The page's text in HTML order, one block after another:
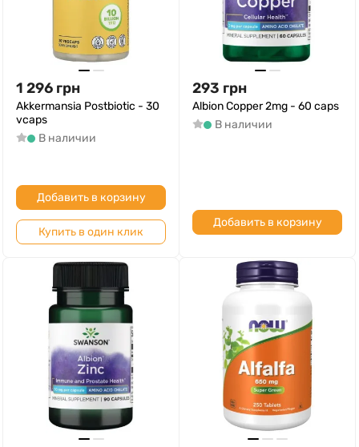
1 296 грн
Akkermansia Postbiotic - 30
vcaps
В наличии
Добавить в корзину
Купить в один клик
293 грн
Albion Copper 2mg - 60 сaps
В наличии
Добавить в корзину